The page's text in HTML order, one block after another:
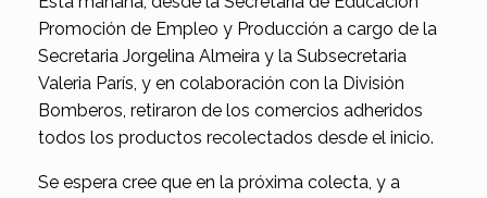
Promoción de Empleo y Producción a cargo de la
Secretaria Jorgelina Almeira y la Subsecretaria
Valeria París, y en colaboración con la División
Bomberos, retiraron de los comercios adheridos
todos los productos recolectados desde el inicio.
Se espera cree que en la próxima colecta, y a